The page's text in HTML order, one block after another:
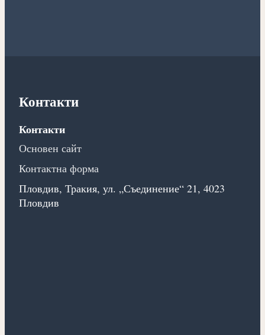
Контакти
Контакти
Основен сайт
Контактна форма
Пловдив, Тракия, ул. „Съединение“ 21, 4023
Пловдив